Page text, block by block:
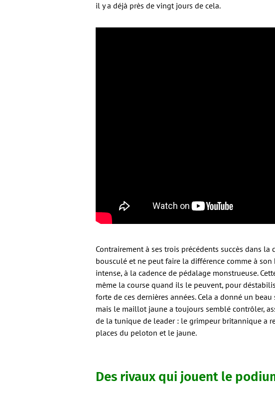
il y a déjà près de vingt jours de cela.
Contrairement à ses trois précédents succès dans
bousculé et ne peut faire la différence comme à
intense, à la cadence de pédalage monstrueuse.
même la course quand ils le peuvent, pour
forte de ces dernières années. Cela a donné un
mais le maillot jaune a toujours semblé contrôler,
de la tunique de leader : le grimpeur britannique a
places du peloton et le jaune.
Des rivaux qui jouent le